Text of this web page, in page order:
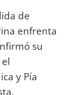
de
enfrenta
su
y Pía